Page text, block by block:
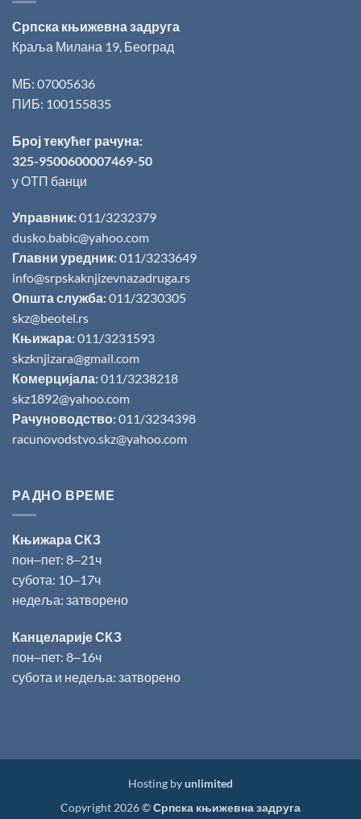
Српска књижевна задруга
Краља Милана 19, Београд
МБ: 07005636
ПИБ: 100155835
Број текућег рачуна:
325-9500600007469-50
у ОТП банци
Управник:011/3232379
dusko.babic@yahoo.com
Главни уредник:011/3233649
info@srpskaknjizevnazadruga.rs
Општа служба:011/3230305
skz@beotel.rs
Књижара:011/3231593
skzknjizara@gmail.com
Комерцијала:011/3238218
skz1892@yahoo.com
Рачуноводство:011/3234398
racunovodstvo.skz@yahoo.com
РАДНО ВРЕМЕ
Књижара СКЗ
пон‒пет: 8‒21ч
субота: 10‒17ч
недеља: затворено
Канцеларије СКЗ
пон‒пет: 8‒16ч
субота и недеља: затворено
Hosting byunlimited
Copyright 2026 ©Српска књижевна задруга